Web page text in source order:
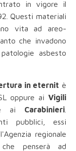
in vigore il
Questi materiali
vita ad areo-
che invadono
asbesto
in eternit è
oppure ai Vigili
ai Carabinieri
pubblici, essi
regionale
penserà ad